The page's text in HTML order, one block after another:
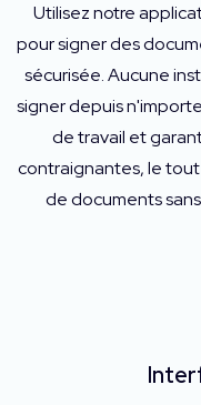
Utilisez notre
pour signer des
sécurisée. Aucune
signer depuis
de travail et
contraignantes, le
de documents